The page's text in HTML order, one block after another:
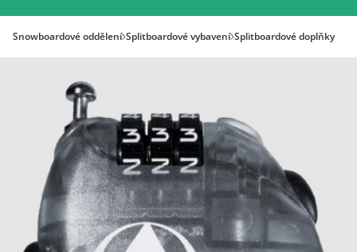
Snowboardové oddělení Splitboardové vybavení Splitboardové doplňky